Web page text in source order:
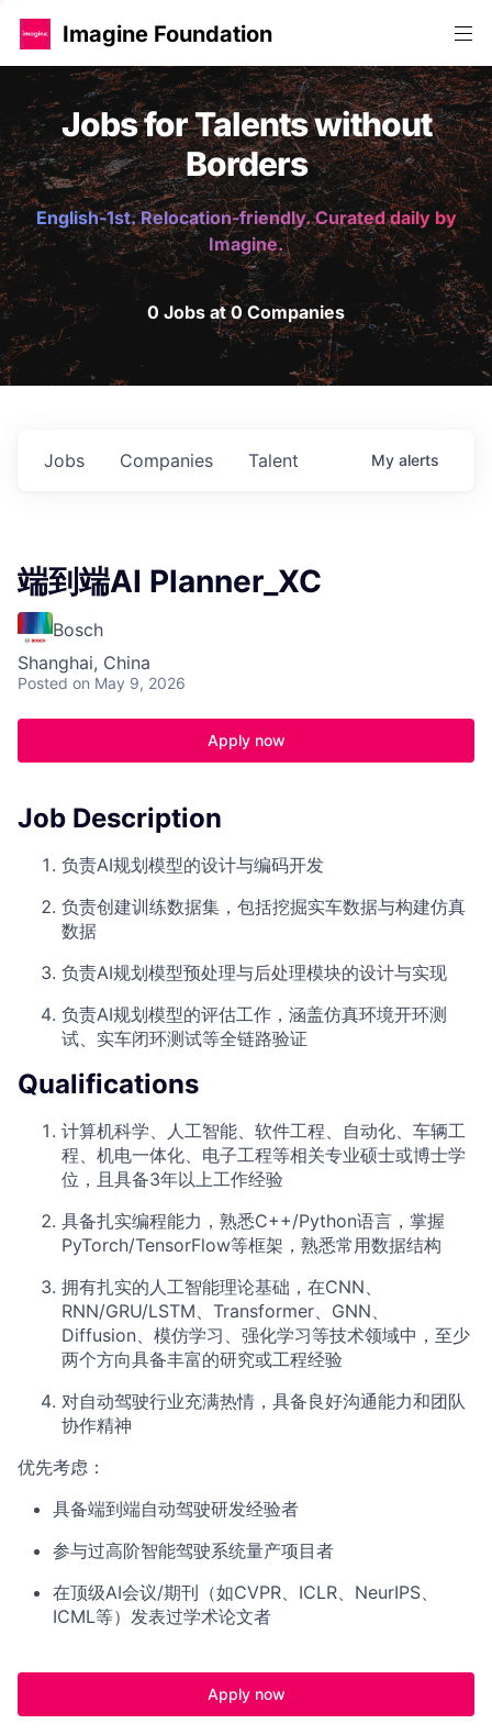
Imagine Foundation
Jobs for Talents without
Borders
English-1st. Relocation-friendly. Curated daily by
Imagine.
0 Jobs at 0 Companies
Jobs Companies Talent My alerts
端到端AI Planner_XC
Bosch
Shanghai, China
Posted on May 9, 2026
Apply now
Job Description
负责AI规划模型的设计与编码开发
负责创建训练数据集，包括挖掘实车数据与构建仿真
数据
负责AI规划模型预处理与后处理模块的设计与实现
负责AI规划模型的评估工作，涵盖仿真环境开环测
试、实车闭环测试等全链路验证
Qualifications
计算机科学、人工智能、软件工程、自动化、车辆工
程、机电一体化、电子工程等相关专业硕士或博士学
位，且具备3年以上工作经验
具备扎实编程能力，熟悉C++/Python语言，掌握
PyTorch/TensorFlow等框架，熟悉常用数据结构
拥有扎实的人工智能理论基础，在CNN、
RNN/GRU/LSTM、Transformer、GNN、
Diffusion、模仿学习、强化学习等技术领域中，至少
两个方向具备丰富的研究或工程经验
对自动驾驶行业充满热情，具备良好沟通能力和团队
协作精神
优先考虑：
具备端到端自动驾驶研发经验者
参与过高阶智能驾驶系统量产项目者
在顶级AI会议/期刊（如CVPR、ICLR、NeurIPS、
ICML等）发表过学术论文者
Apply now